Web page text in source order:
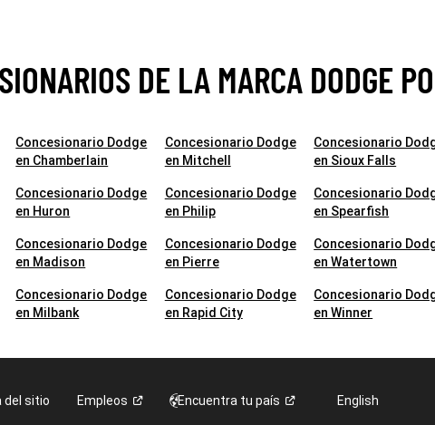
DE LA MARCA DODGE
Concesionario Dodge
en Chamberlain
Concesionario Dodge
en Huron
Concesionario Dodge
en Madison
Concesionario Dodge
en Milbank
Concesionario Dodge
en Mitchell
Concesionario Dodge
en Philip
Concesionario Dodge
en Pierre
Concesionario Dodge
en Rapid City
Concesionario
en Sioux Falls
Concesionario
en Spearfish
Concesionario
en Watertown
Concesionario
en Winner
del sitio Empleos Encuentra tu país English